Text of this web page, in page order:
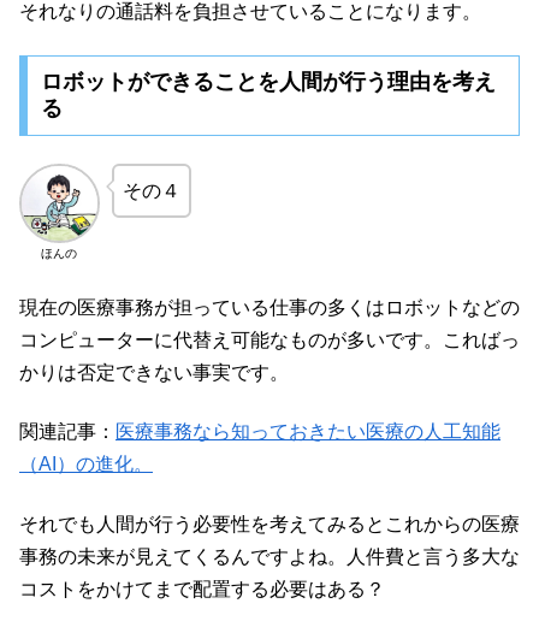
それなりの通話料を負担させていることになります。
ロボットができることを人間が行う理由を考え
る
ほんの
その４
現在の医療事務が担っている仕事の多くはロボットなどの
コンピューターに代替え可能なものが多いです。こればっ
かりは否定できない事実です。
関連記事： 医療事務なら知っておきたい医療の人工知能
（AI）の進化。
それでも人間が行う必要性を考えてみるとこれからの医療
事務の未来が見えてくるんですよね。人件費と言う多大な
コストをかけてまで配置する必要はある？